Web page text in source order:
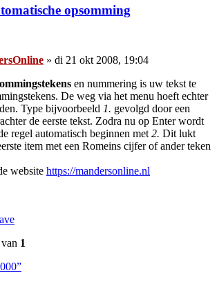
opsomming
» di 21 okt 2008, 19:04
en nummering is uw tekst te
De weg via het menu hoeft echter
Type bijvoorbeeld 1. gevolgd door een
de eerste tekst. Zodra nu op Enter wordt
regel automatisch beginnen met 2. Dit lukt
item met een Romeins cijfer of ander teken
website https://mandersonline.nl
van 1